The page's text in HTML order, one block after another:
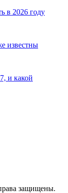
в 2026 году
известны
и какой
защищены.